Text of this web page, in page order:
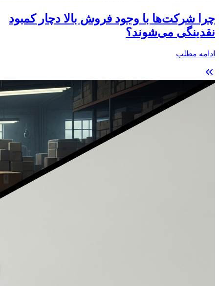
چرا شرکت‌ها با وجود فروش بالا دچار کمبود
نقدینگی می‌شوند؟
ادامه مطلب